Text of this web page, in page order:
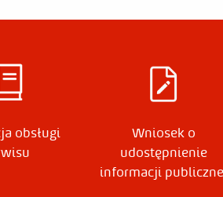
obsługi
Wniosek o
udostępnienie
informacji